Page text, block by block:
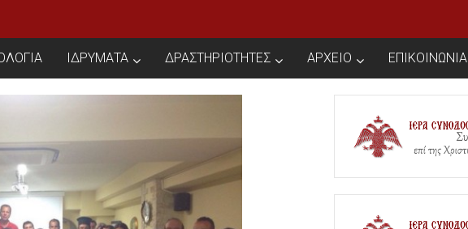
ΙΔΡΥΜΑΤΑ ΔΡΑΣΤΗΡΙΟΤΗΤΕΣ ΑΡΧΕΙΟ ΕΠΙΚΟΙΝΩΝΙΑ